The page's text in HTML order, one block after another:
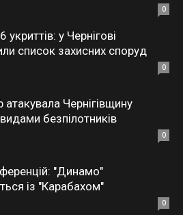
0
у Чернігові
список захисних споруд
0
атакувала Чернігівщину
безпілотників
0
"Динамо"
із "Карабахом"
0